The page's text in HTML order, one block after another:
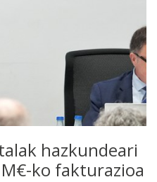
hazkundeari
ko fakturazioa